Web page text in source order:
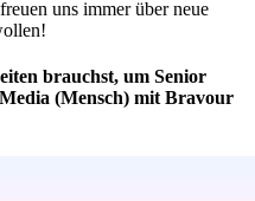
uns immer über neue
brauchst, um Senior
(Mensch) mit Bravour